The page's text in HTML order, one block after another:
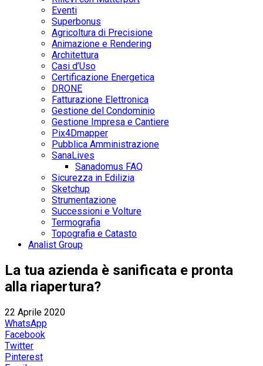
Eventi
Superbonus
Agricoltura di Precisione
Animazione e Rendering
Architettura
Casi d’Uso
Certificazione Energetica
DRONE
Fatturazione Elettronica
Gestione del Condominio
Gestione Impresa e Cantiere
Pix4Dmapper
Pubblica Amministrazione
SanaLives
Sanadomus FAQ
Sicurezza in Edilizia
Sketchup
Strumentazione
Successioni e Volture
Termografia
Topografia e Catasto
Analist Group
La tua azienda è sanificata e pronta
alla riapertura?
22 Aprile 2020
WhatsApp
Facebook
Twitter
Pinterest